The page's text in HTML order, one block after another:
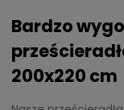
Bardzo
200x220 cm